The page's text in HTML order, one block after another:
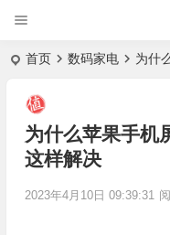
首页 数码家电 为什
为什么苹果手机
这样解决
2023年4月10日 09:39:31